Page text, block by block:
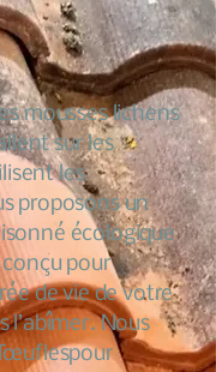
mousses lichens
sur les
les
proposons un
écologique
pour
de vie de votre
l’abîmer. Nous